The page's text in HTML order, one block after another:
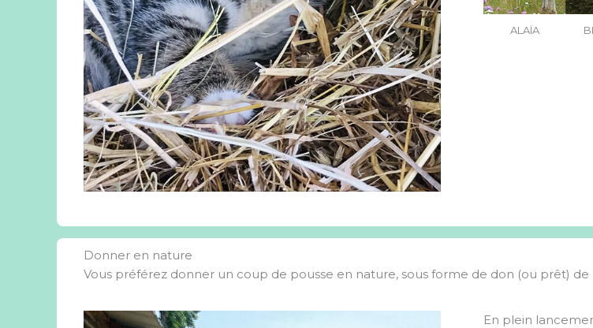
ALAÏA
Donner en nature
Vous préférez donner un coup de pousse en nature, sous forme de don (ou prêt)
En plein